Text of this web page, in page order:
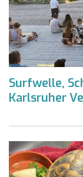
Surfwelle,
Karlsruher